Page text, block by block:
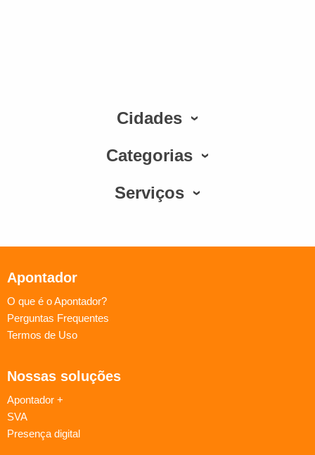
Cidades
Categorias
Serviços
Apontador
O que é o Apontador?
Perguntas Frequentes
Termos de Uso
Nossas soluções
Apontador +
SVA
Presença digital